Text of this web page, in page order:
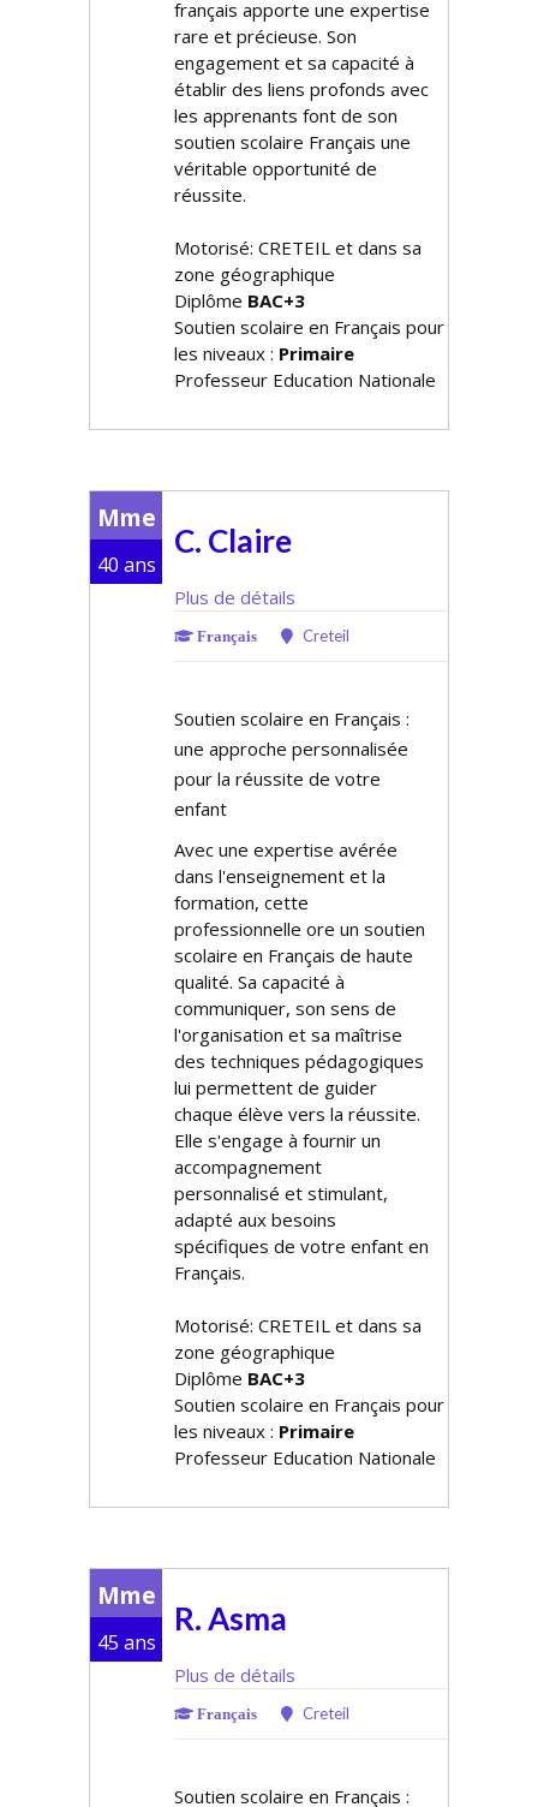
français apporte une expertise
rare et précieuse. Son
engagement et sa capacité à
établir des liens profonds avec
les apprenants font de son
soutien scolaire Français une
véritable opportunité de
réussite.
Motorisé: CRETEIL et dans sa
zone géographique
Diplôme BAC+3
Soutien scolaire en Français pour
les niveaux : Primaire
Professeur Education Nationale
Mme
40 ans
C. Claire
Plus de détails
Français Creteil
Soutien scolaire en Français :
une approche personnalisée
pour la réussite de votre
enfant
Avec une expertise avérée
dans l'enseignement et la
formation, cette
professionnelle offre un soutien
scolaire en Français de haute
qualité. Sa capacité à
communiquer, son sens de
l'organisation et sa maîtrise
des techniques pédagogiques
lui permettent de guider
chaque élève vers la réussite.
Elle s'engage à fournir un
accompagnement
personnalisé et stimulant,
adapté aux besoins
spécifiques de votre enfant en
Français.
Motorisé: CRETEIL et dans sa
zone géographique
Diplôme BAC+3
Soutien scolaire en Français pour
les niveaux : Primaire
Professeur Education Nationale
Mme
45 ans
R. Asma
Plus de détails
Français Creteil
Soutien scolaire en Français :